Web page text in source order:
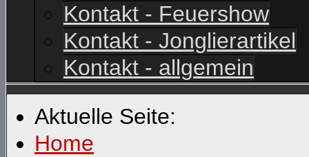
Kontakt - Feuershow
Kontakt - Jonglierartikel
Kontakt - allgemein
Aktuelle Seite:
Home